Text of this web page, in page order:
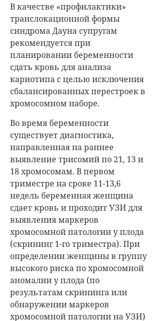
В качестве «профилактики»
транслокационной формы
синдрома Дауна супругам
рекомендуется при
планировании беременности
сдать кровь для анализа
кариотипа с целью исключения
сбалансированных перестроек в
хромосомном наборе.
Во время беременности
существует диагностика,
направленная на раннее
выявление трисомий по 21, 13 и
18 хромосомам. В первом
триместре на сроке 11-13,6
недель беременная женщина
сдает кровь и проходит УЗИ для
выявления маркеров
хромосомной патологии у плода
(скрининг 1-го триместра). При
определении женщины в группу
высокого риска по хромосомной
аномалии у плода (по
результатам скрининга или
обнаружении маркеров
хромосомной патологии на УЗИ)